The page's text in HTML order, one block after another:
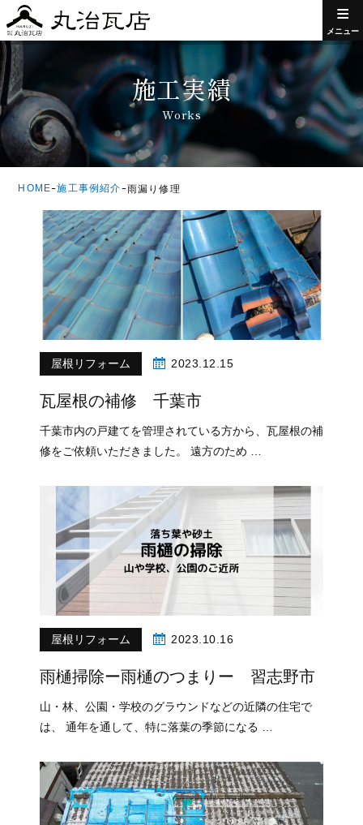
≡
メニュー
施工実績
Works
HOMEｰ施工事例紹介ｰ雨漏り修理
屋根リフォーム 2023.12.15
瓦屋根の補修 千葉市
千葉市内の戸建てを管理されている方から、瓦屋根の補
修をご依頼いただきました。 遠方のため …
屋根リフォーム 2023.10.16
雨樋掃除ー雨樋のつまりー 習志野市
山・林、公園・学校のグラウンドなどの近隣の住宅で
は、 通年を通して、特に落葉の季節になる …